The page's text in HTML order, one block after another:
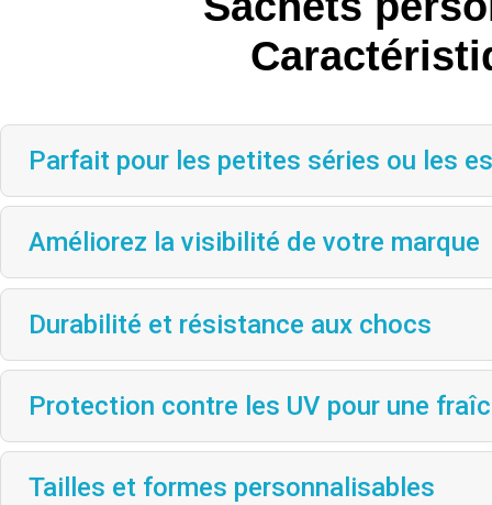
Parfait pour les petites séries ou les
Améliorez la visibilité de votre marque
Durabilité et résistance aux chocs
Protection contre les UV pour une
Tailles et formes personnalisables